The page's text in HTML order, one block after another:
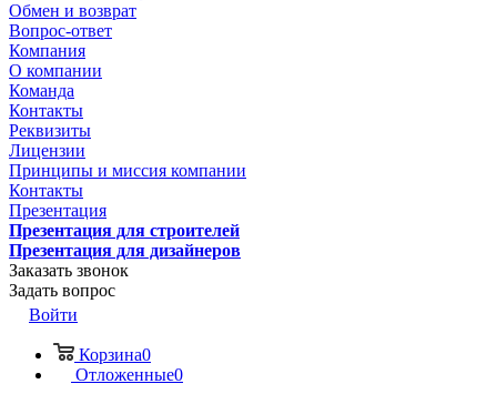
Обмен и возврат
Вопрос-ответ
Компания
О компании
Команда
Контакты
Реквизиты
Лицензии
Принципы и миссия компании
Контакты
Презентация
Презентация для строителей
Презентация для дизайнеров
Заказать звонок
Задать вопрос
Войти
Корзина0
Отложенные0